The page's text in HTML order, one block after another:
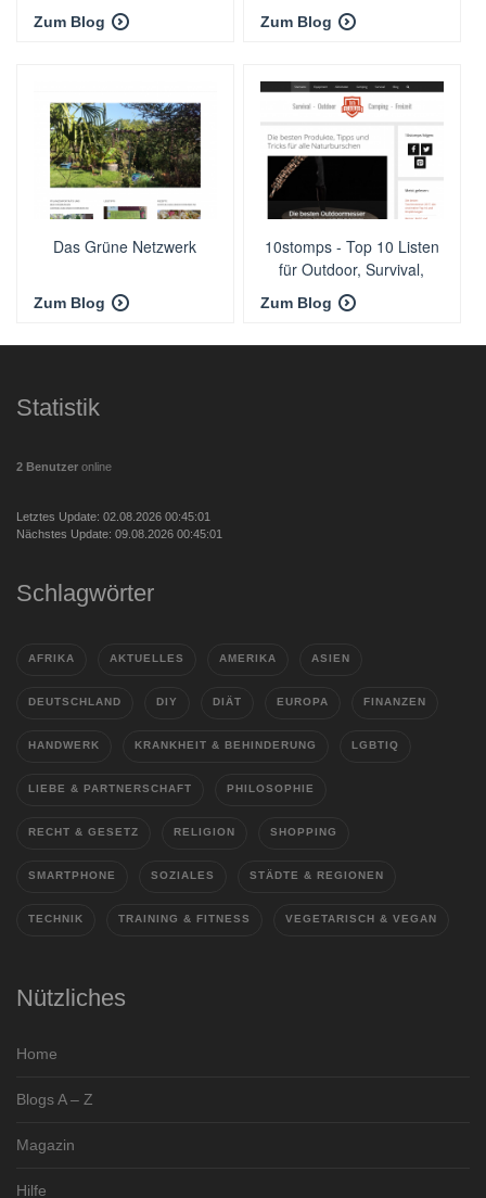
Zum Blog Zum Blog
Das Grüne Netzwerk
Zum Blog
10stomps - Top 10 Listen
für Outdoor, Survival,
Camping und Freizeit
Zum Blog
Statistik
2 Benutzer online
Letztes Update: 02.08.2026 00:45:01
Nächstes Update: 09.08.2026 00:45:01
Schlagwörter
AFRIKA AKTUELLES AMERIKA ASIEN
DEUTSCHLAND DIY DIÄT EUROPA FINANZEN
HANDWERK KRANKHEIT & BEHINDERUNG LGBTIQ
LIEBE & PARTNERSCHAFT PHILOSOPHIE
RECHT & GESETZ RELIGION SHOPPING
SMARTPHONE SOZIALES STÄDTE & REGIONEN
TECHNIK TRAINING & FITNESS VEGETARISCH & VEGAN
Nützliches
Home
Blogs A – Z
Magazin
Hilfe